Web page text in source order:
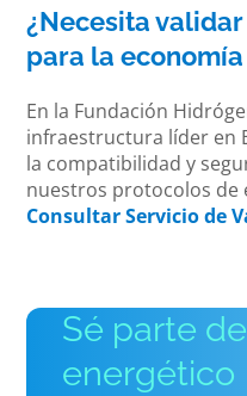
¿Necesita
para la
En la Fundación
infraestructura líder en
la compatibilidad y
nuestros protocolos de
Consultar Servicio de
Sé parte
energético